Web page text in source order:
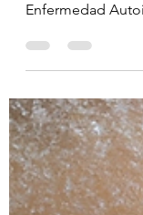
Enfermedad